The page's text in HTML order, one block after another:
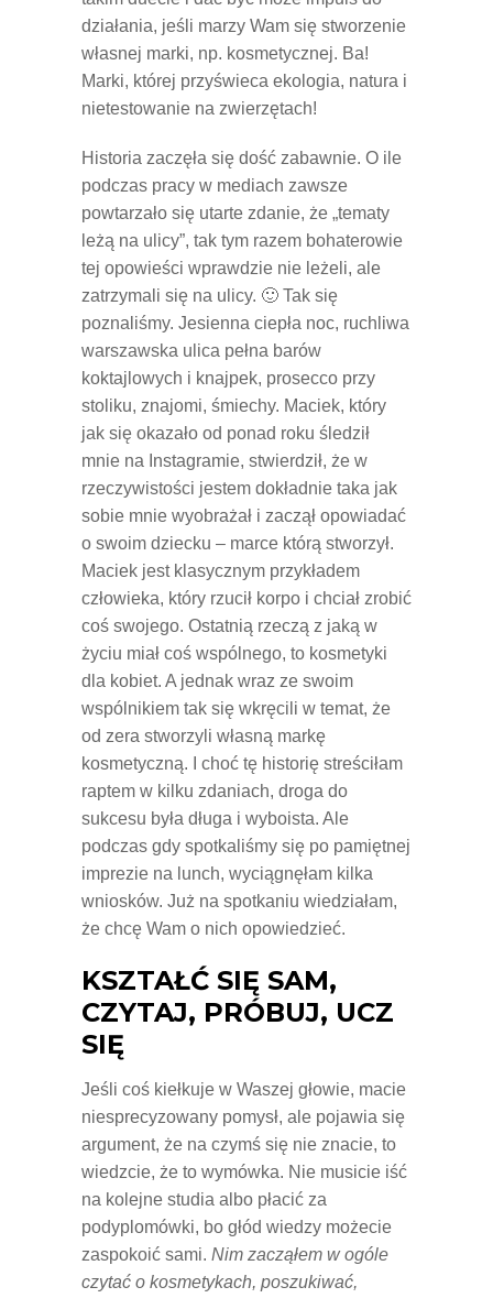
działania, jeśli marzy Wam się stworzenie
własnej marki, np. kosmetycznej. Ba!
Marki, której przyświeca ekologia, natura i
nietestowanie na zwierzętach!
Historia zaczęła się dość zabawnie. O ile
podczas pracy w mediach zawsze
powtarzało się utarte zdanie, że „tematy
leżą na ulicy”, tak tym razem bohaterowie
tej opowieści wprawdzie nie leżeli, ale
zatrzymali się na ulicy. 🙂 Tak się
poznaliśmy. Jesienna ciepła noc, ruchliwa
warszawska ulica pełna barów
koktajlowych i knajpek, prosecco przy
stoliku, znajomi, śmiechy. Maciek, który
jak się okazało od ponad roku śledził
mnie na Instagramie, stwierdził, że w
rzeczywistości jestem dokładnie taka jak
sobie mnie wyobrażał i zaczął opowiadać
o swoim dziecku – marce którą stworzył.
Maciek jest klasycznym przykładem
człowieka, który rzucił korpo i chciał zrobić
coś swojego. Ostatnią rzeczą z jaką w
życiu miał coś wspólnego, to kosmetyki
dla kobiet. A jednak wraz ze swoim
wspólnikiem tak się wkręcili w temat, że
od zera stworzyli własną markę
kosmetyczną. I choć tę historię streściłam
raptem w kilku zdaniach, droga do
sukcesu była długa i wyboista. Ale
podczas gdy spotkaliśmy się po pamiętnej
imprezie na lunch, wyciągnęłam kilka
wniosków. Już na spotkaniu wiedziałam,
że chcę Wam o nich opowiedzieć.
KSZTAŁĆ SIĘ SAM,
CZYTAJ, PRÓBUJ, UCZ
SIĘ
Jeśli coś kiełkuje w Waszej głowie, macie
niesprecyzowany pomysł, ale pojawia się
argument, że na czymś się nie znacie, to
wiedzcie, że to wymówka. Nie musicie iść
na kolejne studia albo płacić za
podyplomówki, bo głód wiedzy możecie
zaspokoić sami. Nim zacząłem w ogóle
czytać o kosmetykach, poszukiwać,